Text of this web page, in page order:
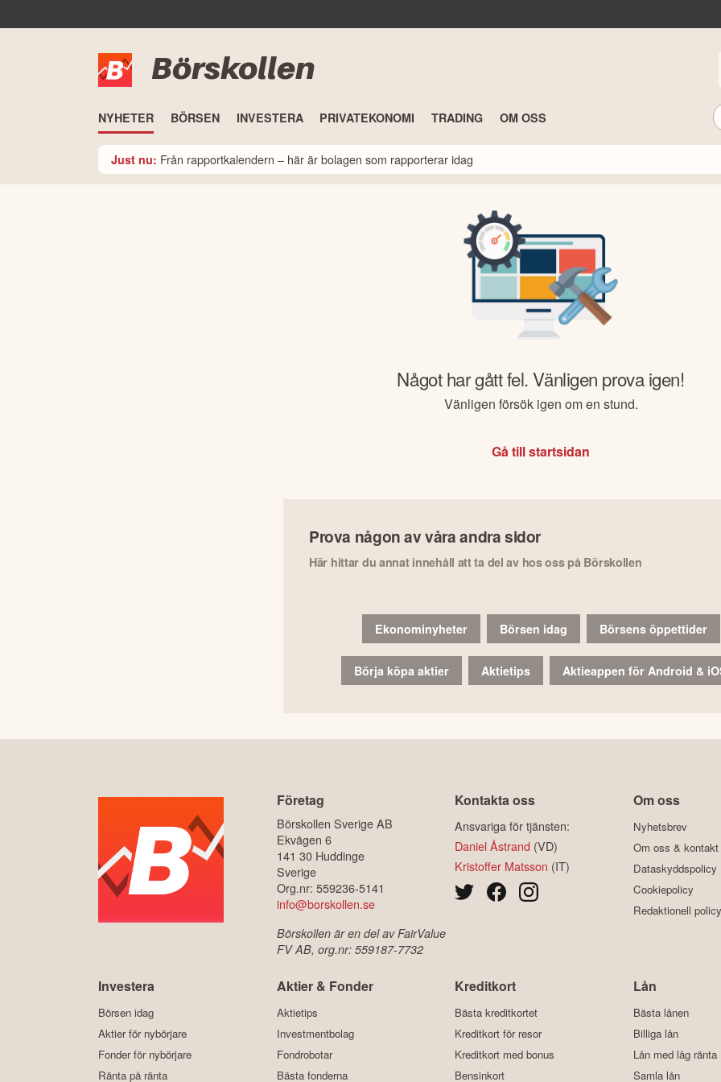
Börskollen
NYHETER BÖRSEN INVESTERA PRIVATEKONOMI TRADING OM OSS
Just nu: Från rapportkalendern – här är bolagen som rapporterar idag
Något har gått fel. Vänligen prova igen!
Vänligen försök igen om en stund.
Gå till startsidan
Prova någon av våra andra sidor
Här hittar du annat innehåll att ta del av hos oss på Börskollen
Ekonominyheter Börsen idag Börsens öppettider
Börja köpa aktier Aktietips Aktieappen för Android &
Företag
Börskollen Sverige AB
Ekvägen 6
141 30 Huddinge
Sverige
Org.nr: 559236-5141
info@borskollen.se
Börskollen är en del av FairValue
FV AB, org.nr: 559187-7732
Kontakta oss
Ansvariga för tjänsten:
Daniel Åstrand (VD)
Kristoffer Matsson (IT)
Om oss
Nyhetsbrev
Om oss & kontakt
Dataskyddspolicy
Cookiepolicy
Redaktionell policy
Investera
Börsen idag
Aktier för nybörjare
Fonder för nybörjare
Ränta på ränta
Aktier & Fonder
Aktietips
Investmentbolag
Fondrobotar
Bästa fonderna
Kreditkort
Bästa kreditkortet
Kreditkort för resor
Kreditkort med bonus
Bensinkort
Lån
Bästa lånen
Billiga lån
Lån med låg ränta
Samla lån